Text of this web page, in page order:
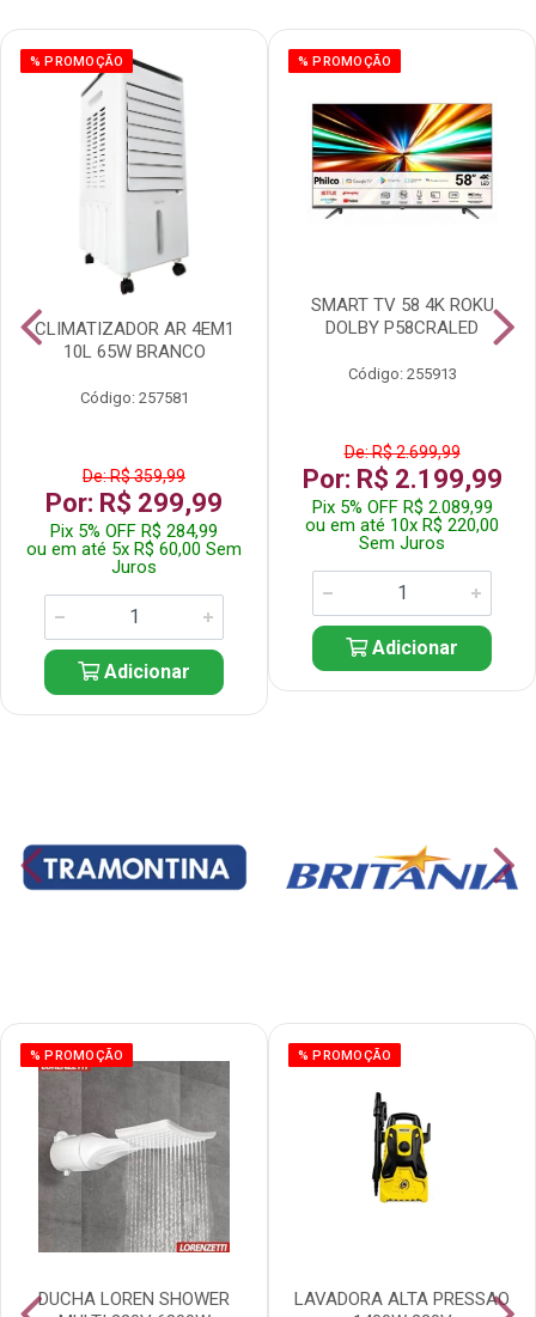
% PROMOÇÃO
CLIMATIZADOR AR 4EM1
10L 65W BRANCO
Código: 257581
De: R$ 359,99
Por: R$ 299,99
Pix 5% OFF R$ 284,99
ou em até 5x R$ 60,00 Sem
Juros
Adicionar
% PROMOÇÃO
SMART TV 58 4K ROKU
DOLBY P58CRALED
Código: 255913
De: R$ 2.699,99
Por: R$ 2.199,99
Pix 5% OFF R$ 2.089,99
ou em até 10x R$ 220,00
Sem Juros
Adicionar
% PROMOÇÃO
DUCHA LOREN SHOWER
% PROMOÇÃO
LAVADORA ALTA PRESSAO